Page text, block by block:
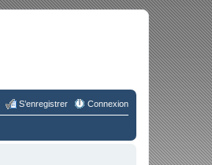
Connexion
S’enregistrer